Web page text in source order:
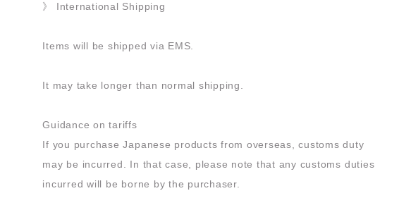
》 International Shipping
Items will be shipped via EMS.
It may take longer than normal shipping.
Guidance on tariffs
If you purchase Japanese products from overseas, customs duty
may be incurred. In that case, please note that any customs duties
incurred will be borne by the purchaser.